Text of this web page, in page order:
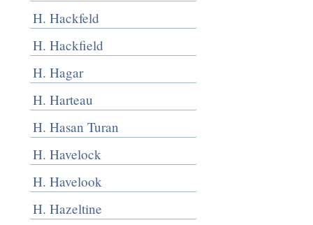
H. Hackfeld
H. Hackfield
H. Hagar
H. Harteau
H. Hasan Turan
H. Havelock
H. Havelook
H. Hazeltine